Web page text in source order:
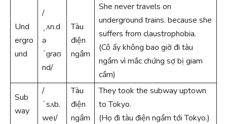
Und
ergro
und
/
ˌʌn.d
ə
ˈɡraʊ
nd/
Tàu
điện
ngầm
She never travels on
underground trains. because she
suffers from claustrophobia.
(Cô ấy không bao giờ đi tàu
ngầm vì mắc chứng sợ bị giam
cầm)
Sub
way
/
ˈsʌb.
weɪ/
Tàu
điện
ngầm
They took the subway uptown
to Tokyo.
(Họ đi tàu điện ngầm tới Tokyo.)